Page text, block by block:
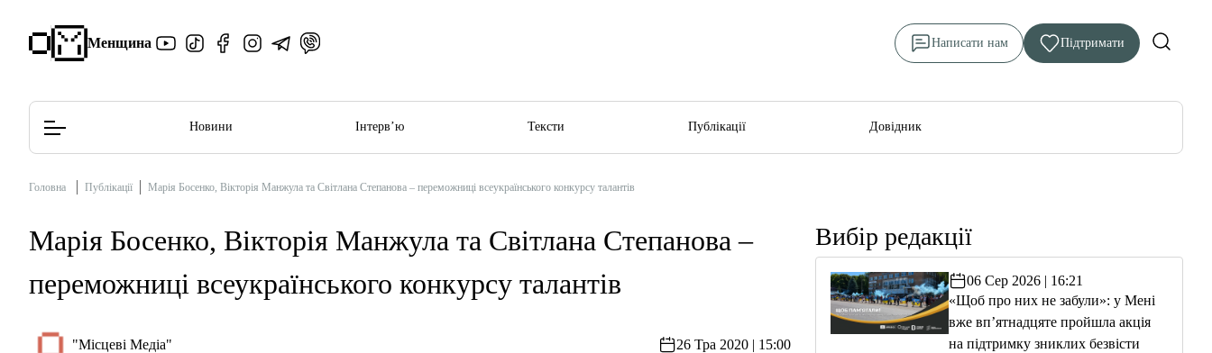
Менщина Написати нам Підтримати
Редакційна політика
Новини Інтерв’ю Тексти Публікації Довідник
Головна Публікації Марія Босенко, Вікторія Манжула та Світлана Степанова – переможниці всеукраїнського конкурсу талантів
Марія Босенко, Вікторія Манжула та Світлана Степанова –
переможниці всеукраїнського конкурсу талантів
"Місцеві Медіа" 26 Тра 2020 | 15:00
Вибір редакції
06 Сер 2026 | 16:21
«Щоб про них не забули»: у Мені
вже вп’ятнадцяте пройшла акція
на підтримку зниклих безвісти